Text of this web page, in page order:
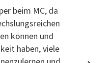
beim MC, da
können und
haben, viele